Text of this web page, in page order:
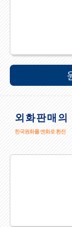
외화판매의
한국원화를 엔화로 환전